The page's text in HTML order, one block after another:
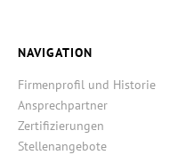
NAVIGATION
Firmenprofil und Historie
Ansprechpartner
Zertifizierungen
Stellenangebote